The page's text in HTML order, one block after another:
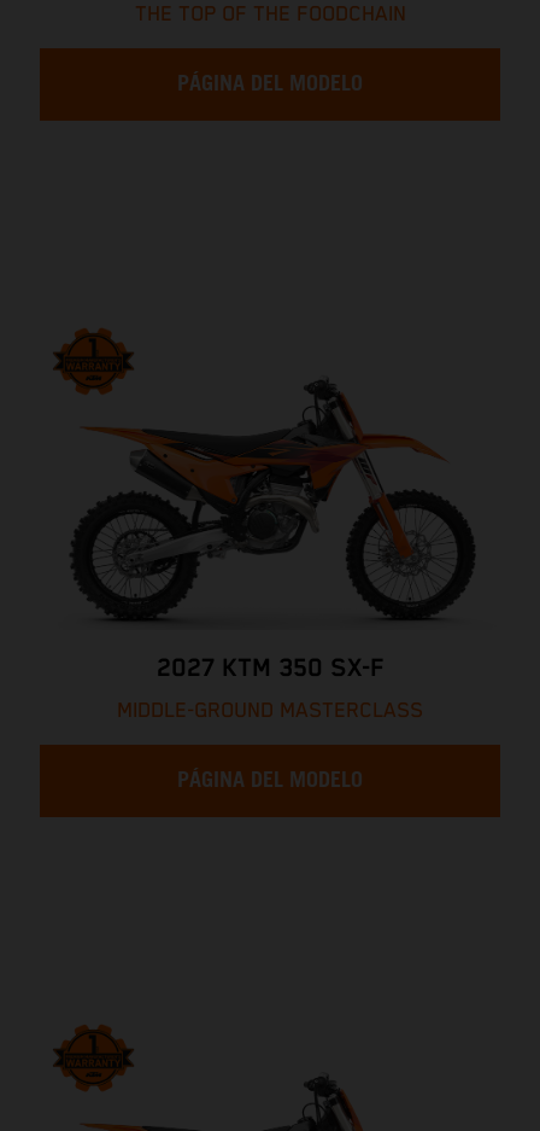
THE TOP OF THE FOODCHAIN
PÁGINA DEL MODELO
2027 KTM 350 SX-F
MIDDLE-GROUND MASTERCLASS
PÁGINA DEL MODELO